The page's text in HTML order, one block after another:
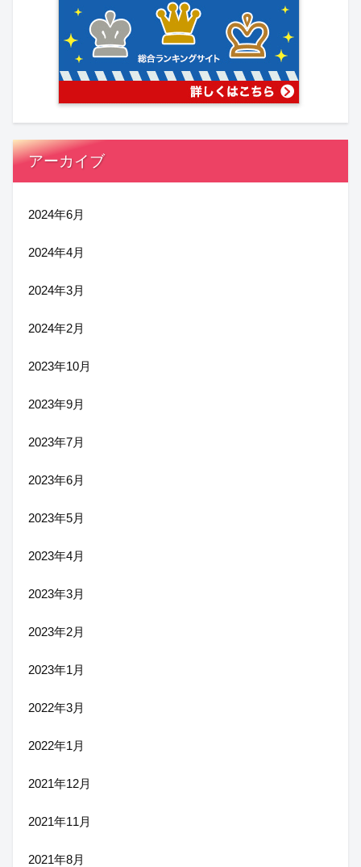
アーカイブ
2024年6月
2024年4月
2024年3月
2024年2月
2023年10月
2023年9月
2023年7月
2023年6月
2023年5月
2023年4月
2023年3月
2023年2月
2023年1月
2022年3月
2022年1月
2021年12月
2021年11月
2021年8月